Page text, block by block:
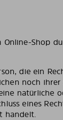
Online-Shop
die ein
noch
natürliche
eines
handelt.